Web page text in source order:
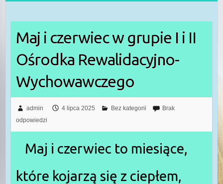
Maj i czerwiec w grupie I i II
Ośrodka Rewalidacyjno-
Wychowawczego
admin 4 lipca 2025 Bez kategorii
Brak
odpowiedzi
Maj i czerwiec to miesiące,
które kojarzą się z ciepłem,